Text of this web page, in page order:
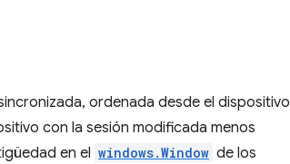
ordenada desde el dispositivo
con la sesión modificada menos
en el windows.Window de los